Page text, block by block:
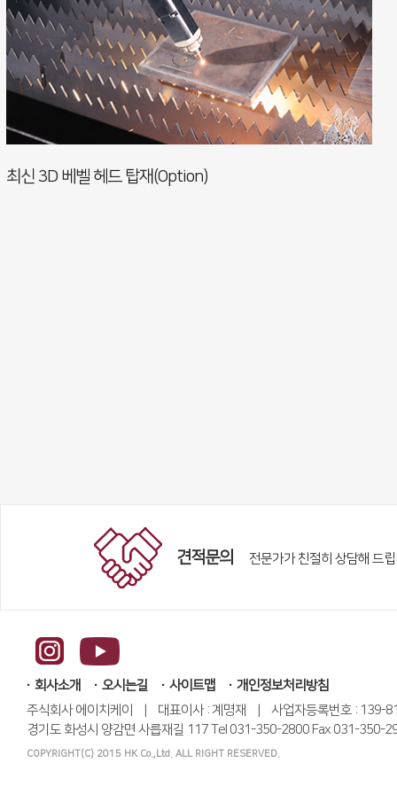
최신 3D 베벨 헤드 탑재(Option)
견적문의 전문가가 친절히 상담해 드립
회사소개 오시는길 사이트맵
개인정보처리방침
주식회사 에이치케이 | 대표이사 : 계명재 | 사업자등록번호 : 139-
경기도 화성시 양감면 사릅재길 117 Tel 031-350-2800 Fax 031-350-
COPYRIGHT(C) 2015 HK Co.,Ltd. ALL RIGHT RESERVED.